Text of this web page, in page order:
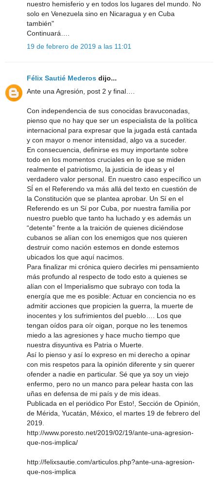
nuestro hemisferio y en todos los lugares del mundo. No
solo en Venezuela sino en Nicaragua y en Cuba
también"
Continuará….
19 de febrero de 2019 a las 11:01
Félix Sautié Mederos dijo...
Ante una Agresión, post 2 y final….
Con independencia de sus conocidas bravuconadas,
pienso que no hay que ser un especialista de la política
internacional para expresar que la jugada está cantada
y con mayor o menor intensidad, algo va a suceder.
En consecuencia, definirse es muy importante sobre
todo en los momentos cruciales en lo que se miden
realmente el patriotismo, la justicia de ideas y el
verdadero valor personal. En nuestro caso específico un
SÍ en el Referendo va más allá del texto en cuestión de
la Constitución que se plantea aprobar. Un Sí en el
Referendo es un Sí por Cuba, por nuestra familia por
nuestro pueblo que tanto ha luchado y es además un
“detente” frente a la traición de quienes diciéndose
cubanos se alían con los enemigos que nos quieren
destruir como nación estemos en donde estemos
ubicados los que aquí nacimos.
Para finalizar mi crónica quiero decirles mi pensamiento
más profundo al respecto de todo esto a quienes se
alían con el Imperialismo que subrayo con toda la
energía que me es posible: Actuar en conciencia no es
admitir acciones que propicien la guerra, la muerte de
inocentes y los sufrimientos del pueblo…. Los que
tengan oídos para oír oigan, porque no les tenemos
miedo a las agresiones y hace mucho tiempo que
nuestra disyuntiva es Patria o Muerte.
Así lo pienso y así lo expreso en mi derecho a opinar
con mis respetos para la opinión diferente y sin querer
ofender a nadie en particular. Sé que ya soy un viejo
enfermo, pero no un manco para pelear hasta con las
uñas en defensa de mi país y de mis ideas.
Publicada en el periódico Por Esto!, Sección de Opinión,
de Mérida, Yucatán, México, el martes 19 de febrero del
2019.
http://www.poresto.net/2019/02/19/ante-una-agresion-
que-nos-implica/
http://felixsautie.com/articulos.php?ante-una-agresion-
que-nos-implica